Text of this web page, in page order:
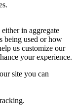
in aggregate
being used or how
us customize our
your experience.
site you can